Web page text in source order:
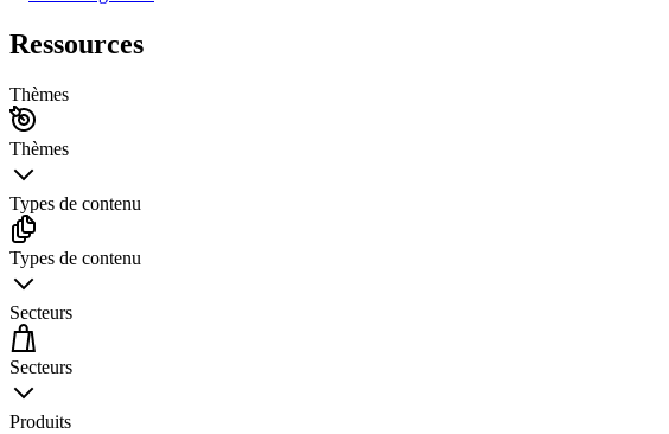
Ressources
Thèmes
Thèmes
Types de contenu
Types de contenu
Secteurs
Secteurs
Produits